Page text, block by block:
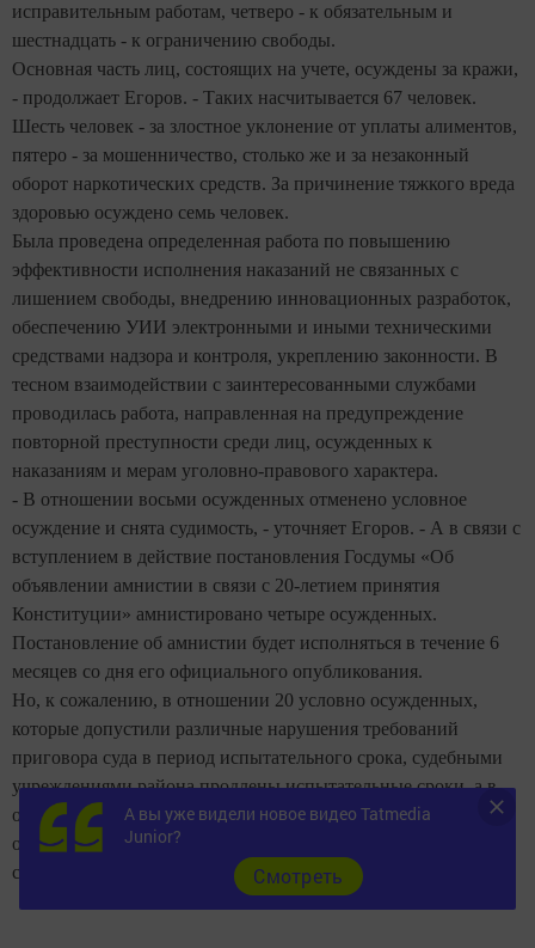
исправительным работам, четверо - к обязательным и
шестнадцать - к ограничению свободы.
Основная часть лиц, состоящих на учете, осуждены за кражи,
- продолжает Егоров. - Таких насчитывается 67 человек.
Шесть человек - за злостное уклонение от уплаты алиментов,
пятеро - за мошенничество, столько же и за незаконный
оборот наркотических средств. За причинение тяжкого вреда
здоровью осуждено семь человек.
Была проведена определенная работа по повышению
эффективности исполнения наказаний не связанных с
лишением свободы, внедрению инновационных разработок,
обеспечению УИИ электронными и иными техническими
средствами надзора и контроля, укреплению законности. В
тесном взаимодействии с заинтересованными службами
проводилась работа, направленная на предупреждение
повторной преступности среди лиц, осужденных к
наказаниям и мерам уголовно-правового характера.
- В отношении восьми осужденных отменено условное
осуждение и снята судимость, - уточняет Егоров. - А в связи с
вступлением в действие постановления Госдумы «Об
объявлении амнистии в связи с 20-летием принятия
Конституции» амнистировано четыре осужденных.
Постановление об амнистии будет исполняться в течение 6
месяцев со дня его официального опубликования.
Но, к сожалению, в отношении 20 условно осужденных,
которые допустили различные нарушения требований
приговора суда в период испытательного срока, судебными
учреждениями района продлены испытательные сроки, а в
отношении 16 человек возложены дополнительные
обязанности. По представлению инспекции, для 17 человек
суд заменил наказание на реальное лишение свободы.
А вы уже видели новое видео Tatmedia
Junior?
Cмотреть